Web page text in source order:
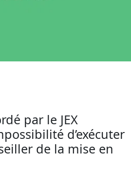
par le JEX
d’exécuter
de la mise en